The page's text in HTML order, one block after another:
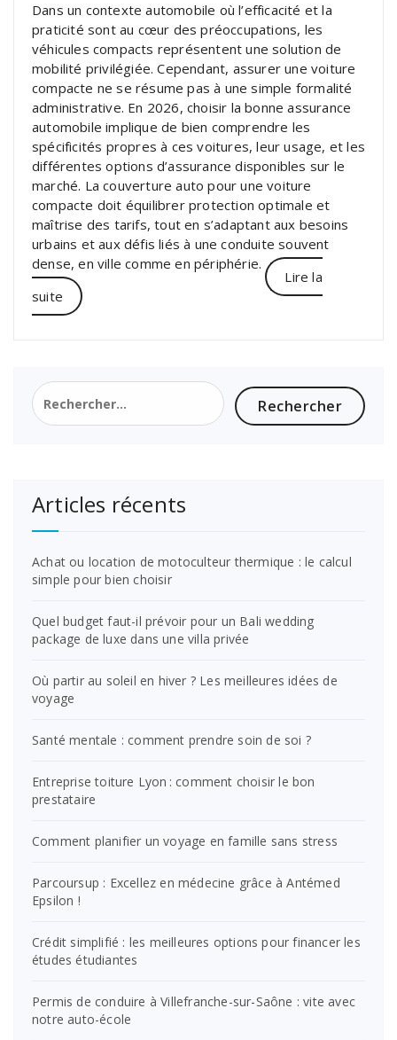
Dans un contexte automobile où l’efficacité et la
praticité sont au cœur des préoccupations, les
véhicules compacts représentent une solution de
mobilité privilégiée. Cependant, assurer une voiture
compacte ne se résume pas à une simple formalité
administrative. En 2026, choisir la bonne assurance
automobile implique de bien comprendre les
spécificités propres à ces voitures, leur usage, et les
différentes options d’assurance disponibles sur le
marché. La couverture auto pour une voiture
compacte doit équilibrer protection optimale et
maîtrise des tarifs, tout en s’adaptant aux besoins
urbains et aux défis liés à une conduite souvent
dense, en ville comme en périphérie.
Lire la
suite
Rechercher :
Articles récents
Achat ou location de motoculteur thermique : le calcul
simple pour bien choisir
Quel budget faut-il prévoir pour un Bali wedding
package de luxe dans une villa privée
Où partir au soleil en hiver ? Les meilleures idées de
voyage
Santé mentale : comment prendre soin de soi ?
Entreprise toiture Lyon : comment choisir le bon
prestataire
Comment planifier un voyage en famille sans stress
Parcoursup : Excellez en médecine grâce à Antémed
Epsilon !
Crédit simplifié : les meilleures options pour financer les
études étudiantes
Permis de conduire à Villefranche-sur-Saône : vite avec
notre auto-école